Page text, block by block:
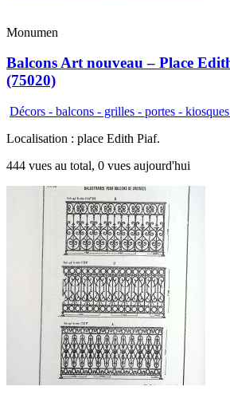
Monumen
Balcons Art nouveau – Place
(75020)
Décors - balcons - grilles - portes -
Localisation : place Edith Piaf.
444 vues au total, 0 vues aujourd'hui